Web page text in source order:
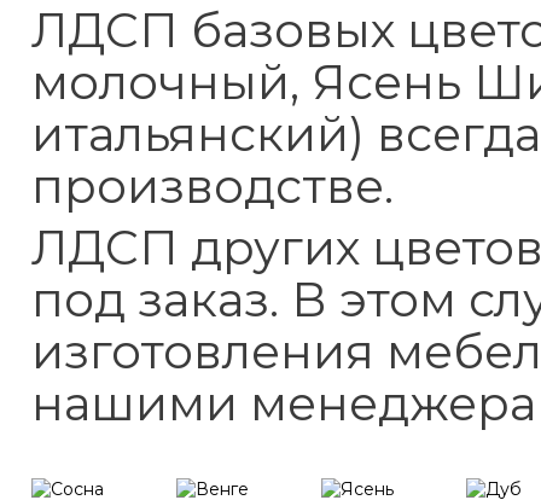
ЛДСП базовых
молочный, Ясень
итальянский)
производстве.
ЛДСП других
под заказ. В этом
изготовления
нашими